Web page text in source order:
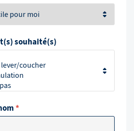
souhaité(s)
*